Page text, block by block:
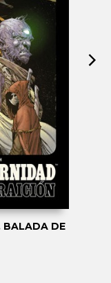
BALADA DE